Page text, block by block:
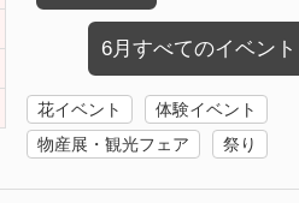
6月すべてのイベント
花イベント
体験イベント
物産展・観光フェア
祭り